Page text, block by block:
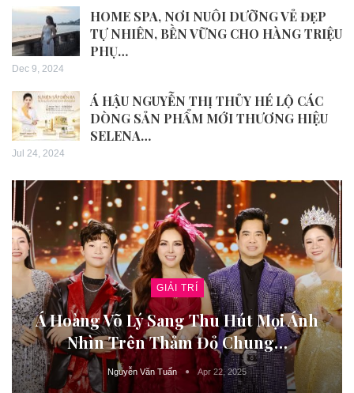
HOME SPA, NƠI NUÔI DƯỠNG VẺ ĐẸP
TỰ NHIÊN, BỀN VỮNG CHO HÀNG TRIỆU
PHỤ…
Dec 9, 2024
Á HẬU NGUYỄN THỊ THỦY HÉ LỘ CÁC
DÒNG SẢN PHẨM MỚI THƯƠNG HIỆU
SELENA…
Jul 24, 2024
GIẢI TRÍ
Á Hoàng Võ Lý Sang Thu Hút Mọi Ánh
Nhìn Trên Thảm Đỏ Chung…
Nguyễn Văn Tuấn Apr 22, 2025